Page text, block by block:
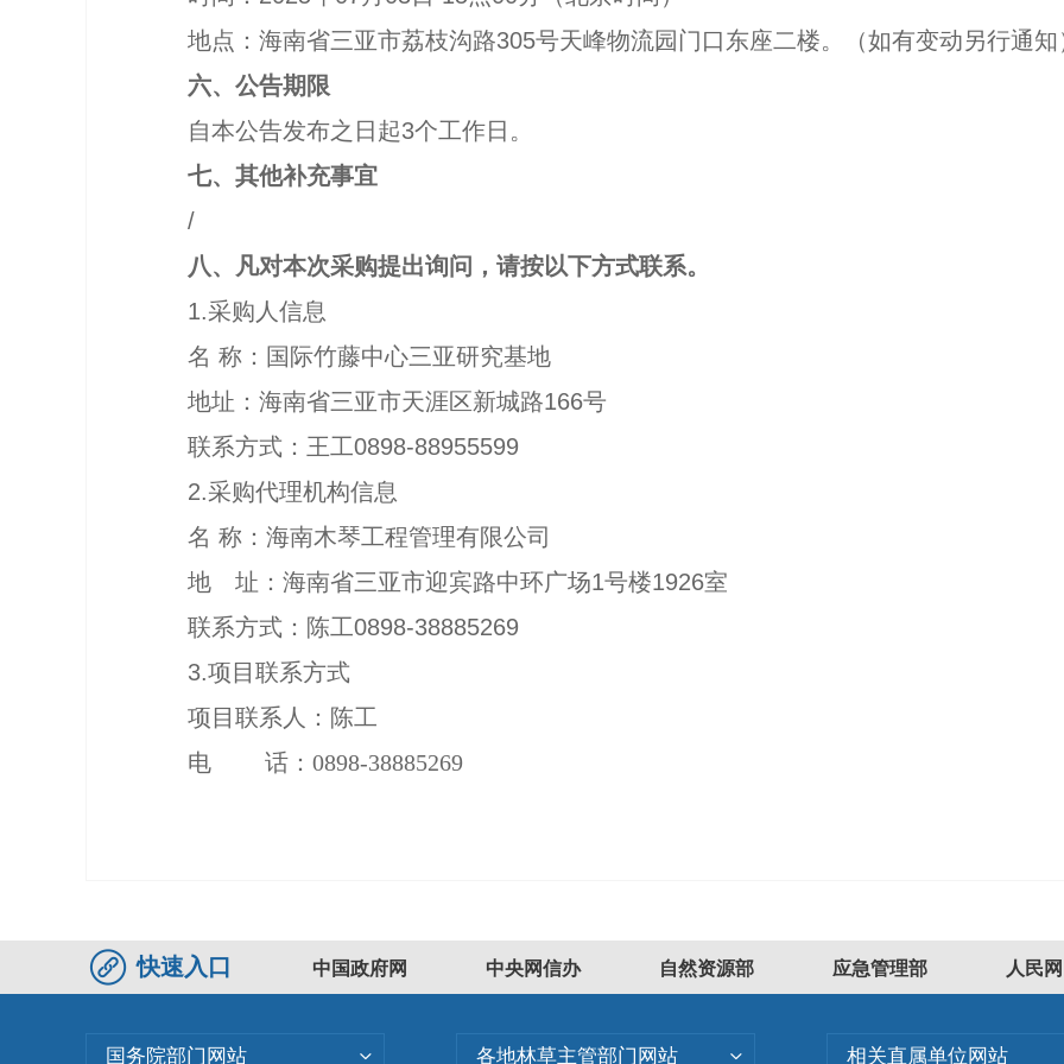
地点：海南省三亚市荔枝沟路305号天峰物流园门口东座二楼。（如有变动另行通知
六、公告期限
自本公告发布之日起3个工作日。
七、其他补充事宜
/
八、凡对本次采购提出询问，请按以下方式联系。
1.采购人信息
名 称：国际竹藤中心三亚研究基地
地址：海南省三亚市天涯区新城路166号
联系方式：王工0898-88955599
2.采购代理机构信息
名 称：海南木琴工程管理有限公司
地 址：海南省三亚市迎宾路中环广场1号楼1926室
联系方式：陈工0898-38885269
3.项目联系方式
项目联系人：陈工
电 话： 0898-38885269
快速入口 中国政府网 中央网信办 自然资源部 应急管理部 人民网
国务院部门网站 各地林草主管部门网站 相关直属单位网站